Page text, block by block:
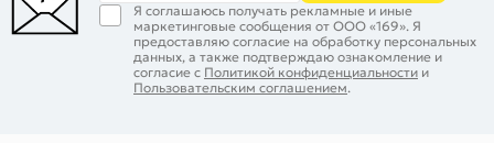
Я соглашаюсь получать рекламные и иные
маркетинговые сообщения от ООО «169». Я
предоставляю согласие на обработку персональных
данных, а также подтверждаю ознакомление и
согласие с Политикой конфиденциальности и
Пользовательским соглашением.